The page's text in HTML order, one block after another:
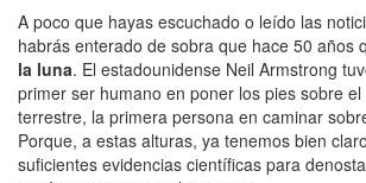
A poco que hayas escuchado o leído las
habrás enterado de sobra que hace 50 años
la luna. El estadounidense Neil Armstrong
primer ser humano en poner los pies sobre
terrestre, la primera persona en caminar
Porque, a estas alturas, ya tenemos bien
suficientes evidencias científicas para